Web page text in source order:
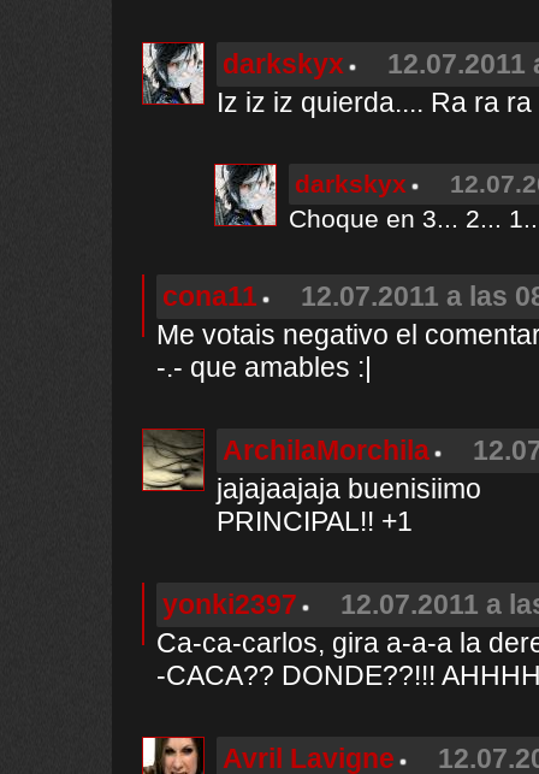
darkskyx
12.07.2011
Iz iz iz quierda.... Ra ra
darkskyx
Choque en 3... 2...
cona11
12.07.2011 a las
Me votais negativo el
-.- que amables :|
ArchilaMorchila
jajajaajaja buenisiimo
PRINCIPAL!! +1
yonki2397
12.07.2011 a
Ca-ca-carlos, gira a-a-a la
-CACA?? DONDE??!!!
Avril Lavigne